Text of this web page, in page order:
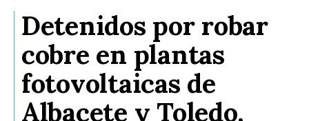
Detenidos por robar
cobre en plantas
fotovoltaicas de
Albacete y Toledo,